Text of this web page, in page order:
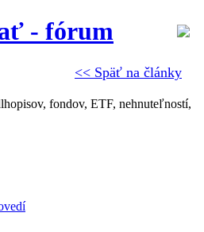
<< Späť na články
- fórum
fondov, ETF, nehnuteľností,